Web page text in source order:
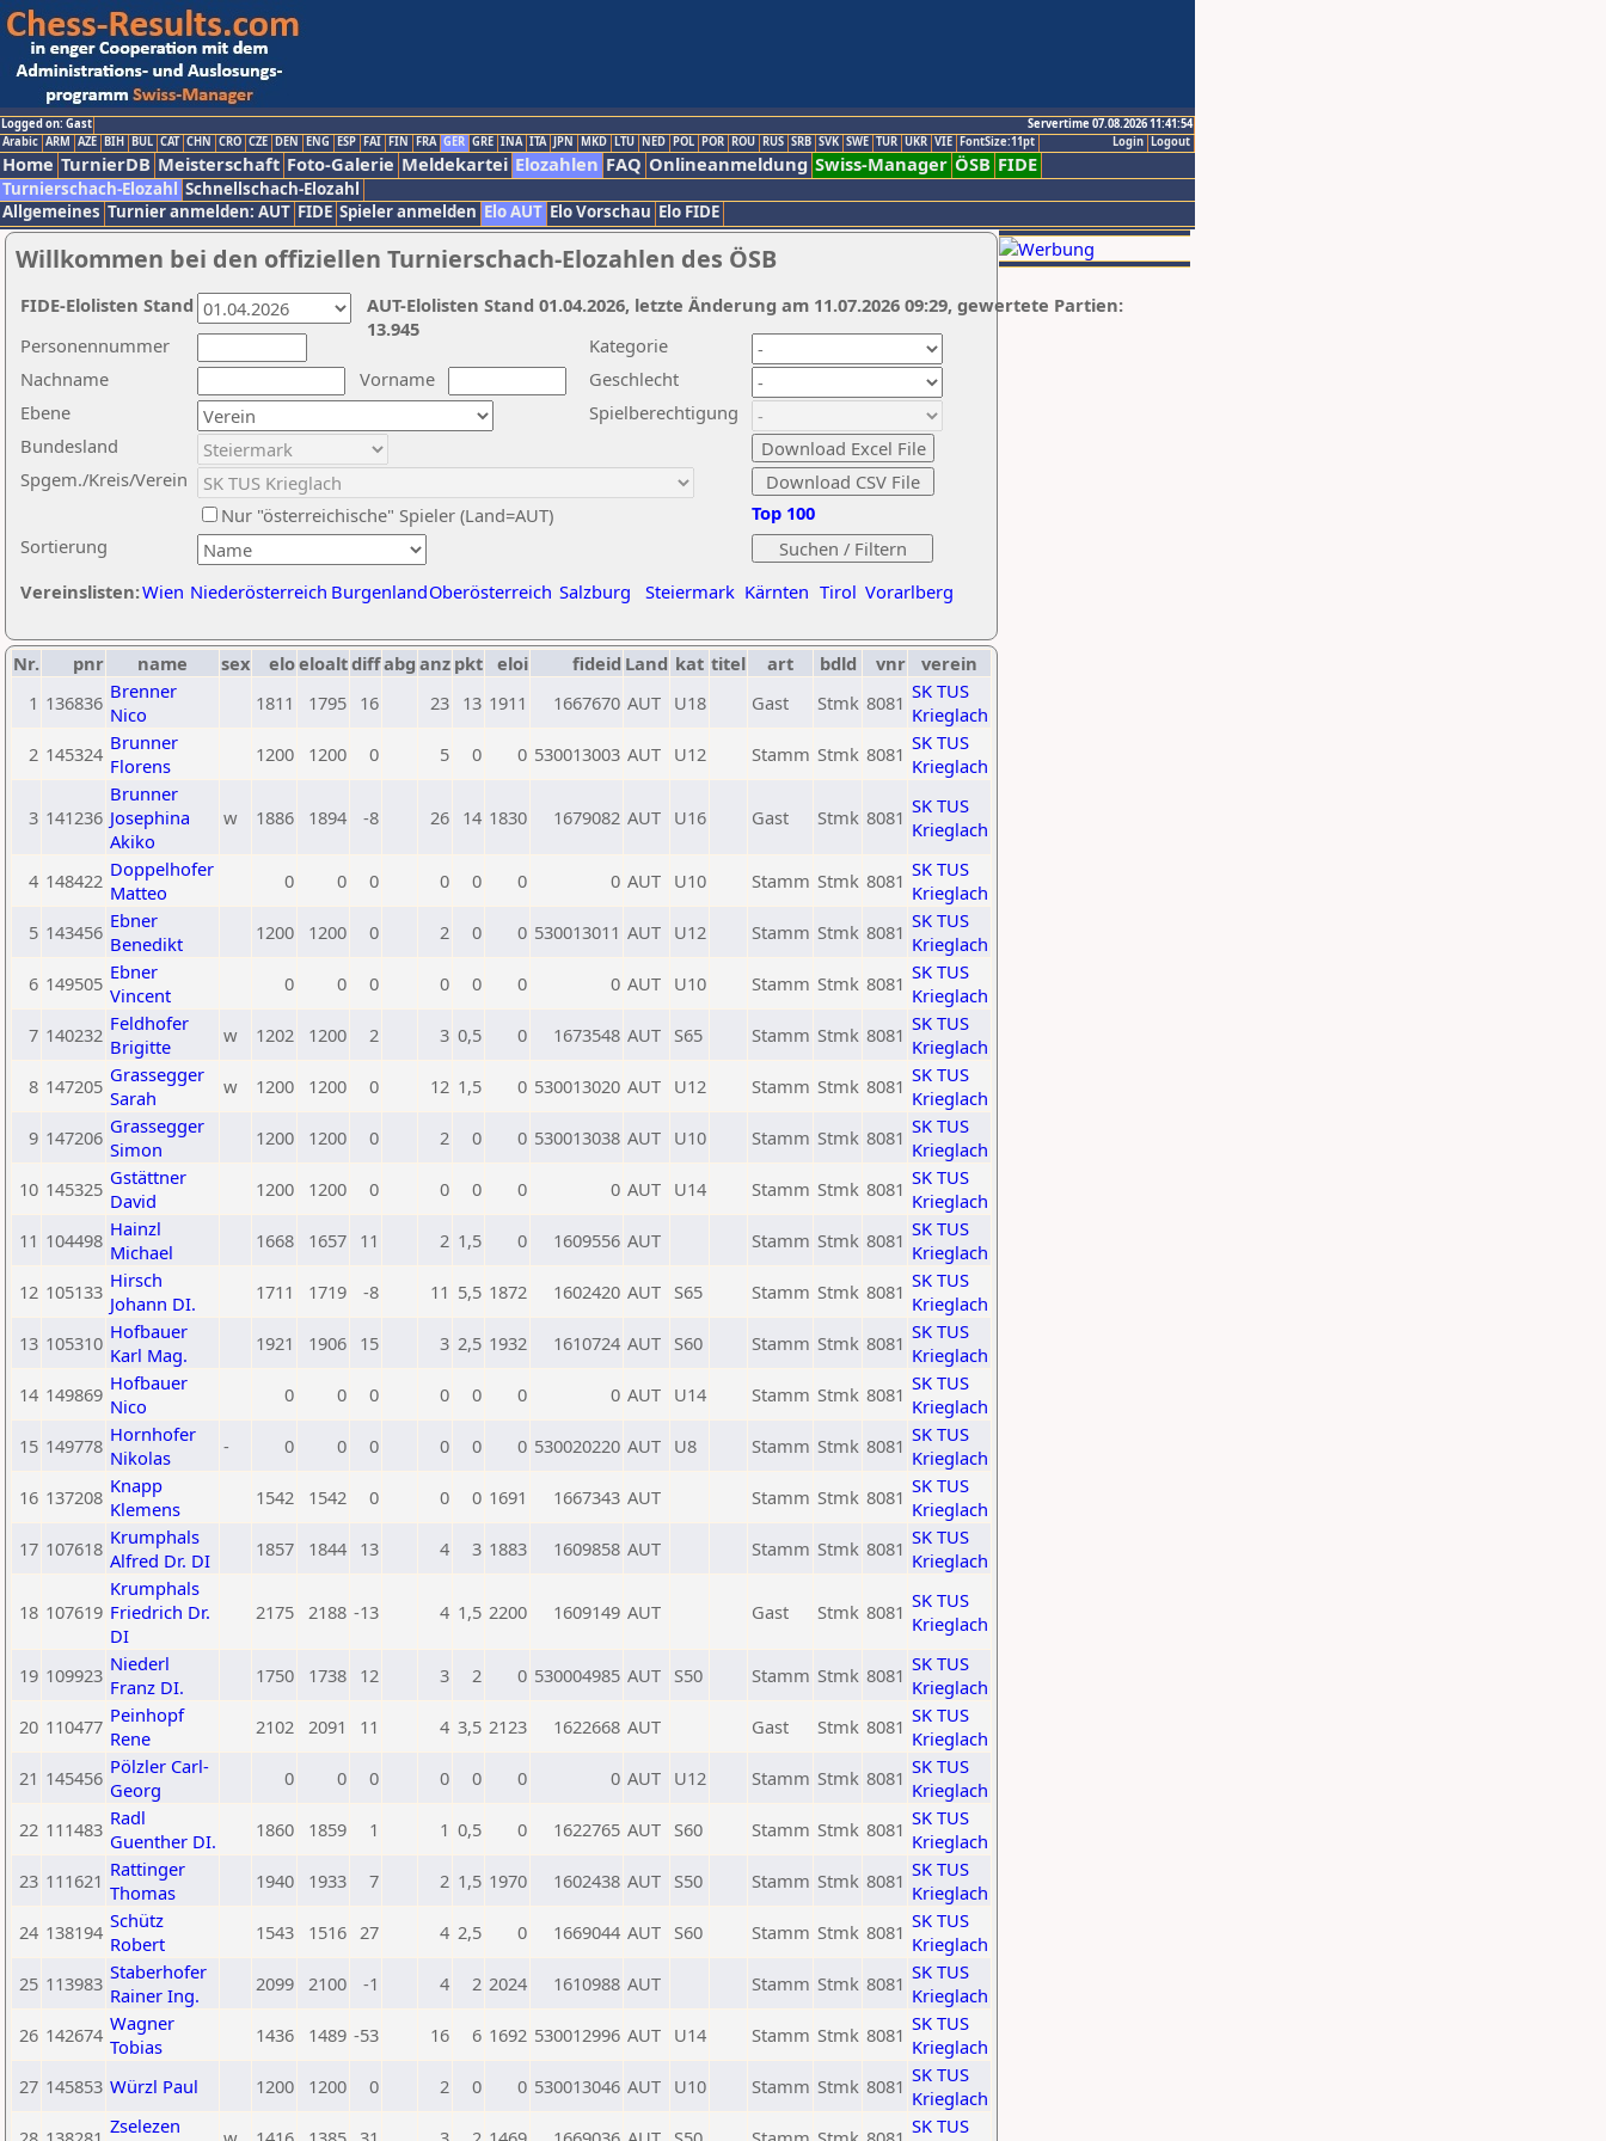
Logged on: Gast
Servertime 07.08.2026 11:41:54
Logout
Login
Arabic ARM AZE BIH BUL CAT CHN CRO CZE DEN ENG ESP FAI FIN FRA GER GRE INA ITA JPN MKD LTU NED POL POR ROU RUS SRB SVK SWE TUR UKR VIE FontSize:11pt
Home TurnierDB Meisterschaft Foto-Galerie Meldekartei Elozahlen FAQ Onlineanmeldung Swiss-Manager ÖSB FIDE
Turnierschach-Elozahl Schnellschach-Elozahl
Allgemeines Turnier anmelden: AUT FIDE Spieler anmelden Elo AUT Elo Vorschau Elo FIDE
Willkommen bei den offiziellen Turnierschach-Elozahlen des ÖSB
Nachname
Vorname
Ebene
Kategorie
Sortierung
Personennummer
Bundesland
Spgem./Kreis/Verein
Geschlecht
Nur "österreichische" Spieler (Land=AUT)
Spielberechtigung
Vereinslisten:Wien Niederösterreich BurgenlandOberösterreich Salzburg Steiermark Kärnten Tirol Vorarlberg
Top 100
AUT-Elolisten Stand 01.04.2026, letzte Änderung am 11.07.2026 09:29, gewertete Partien:
13.945
FIDE-Elolisten Stand
Nr. pnr name sex eloeloaltdiffabg anz pkt eloi fideid Land kat titel art bdld vnr
verein
1 136836 Brenner
Nico
1811 1795 16 23 13 1911 1667670 AUT U18 Gast Stmk 8081 SK TUS
Krieglach
2 145324 Brunner
Florens
1200 1200 0 5 0 0 530013003 AUT U12 Stamm Stmk 8081 SK TUS
Krieglach
3 141236
Brunner
Josephina
Akiko
w 1886 1894 -8 26 14 1830 1679082 AUT U16 Gast Stmk 8081 SK TUS
Krieglach
4 148422 Doppelhofer
Matteo
0 0 0 0 0 0 0 AUT U10 Stamm Stmk 8081 SK TUS
Krieglach
5 143456 Ebner
Benedikt
1200 1200 0 2 0 0 530013011 AUT U12 Stamm Stmk 8081 SK TUS
Krieglach
6 149505 Ebner
Vincent
0 0 0 0 0 0 0 AUT U10 Stamm Stmk 8081 SK TUS
Krieglach
7 140232 Feldhofer
Brigitte
w 1202 1200 2 3 0,5 0 1673548 AUT S65 Stamm Stmk 8081 SK TUS
Krieglach
8 147205 Grassegger
Sarah
w 1200 1200 0 12 1,5 0 530013020 AUT U12 Stamm Stmk 8081 SK TUS
Krieglach
9 147206 Grassegger
Simon
1200 1200 0 2 0 0 530013038 AUT U10 Stamm Stmk 8081 SK TUS
Krieglach
10 145325 Gstättner
David
1200 1200 0 0 0 0 0 AUT U14 Stamm Stmk 8081 SK TUS
Krieglach
11 104498 Hainzl
Michael
1668 1657 11 2 1,5 0 1609556 AUT Stamm Stmk 8081 SK TUS
Krieglach
12 105133 Hirsch
Johann DI.
1711 1719 -8 11 5,5 1872 1602420 AUT S65 Stamm Stmk 8081 SK TUS
Krieglach
13 105310 Hofbauer
Karl Mag.
1921 1906 15 3 2,5 1932 1610724 AUT S60 Stamm Stmk 8081 SK TUS
Krieglach
14 149869 Hofbauer
Nico
0 0 0 0 0 0 0 AUT U14 Stamm Stmk 8081 SK TUS
Krieglach
15 149778 Hornhofer
Nikolas
- 0 0 0 0 0 0 530020220 AUT U8 Stamm Stmk 8081 SK TUS
Krieglach
16 137208 Knapp
Klemens
1542 1542 0 0 0 1691 1667343 AUT Stamm Stmk 8081 SK TUS
Krieglach
17 107618 Krumphals
Alfred Dr. DI
1857 1844 13 4 3 1883 1609858 AUT Stamm Stmk 8081 SK TUS
Krieglach
18 107619
Krumphals
Friedrich Dr.
DI
2175 2188 -13 4 1,5 2200 1609149 AUT Gast Stmk 8081 SK TUS
Krieglach
19 109923 Niederl
Franz DI.
1750 1738 12 3 2 0 530004985 AUT S50 Stamm Stmk 8081 SK TUS
Krieglach
20 110477 Peinhopf
Rene
2102 2091 11 4 3,5 2123 1622668 AUT Gast Stmk 8081 SK TUS
Krieglach
21 145456 Pölzler Carl-
Georg
0 0 0 0 0 0 0 AUT U12 Stamm Stmk 8081 SK TUS
Krieglach
22 111483 Radl
Guenther DI.
1860 1859 1 1 0,5 0 1622765 AUT S60 Stamm Stmk 8081 SK TUS
Krieglach
23 111621 Rattinger
Thomas
1940 1933 7 2 1,5 1970 1602438 AUT S50 Stamm Stmk 8081 SK TUS
Krieglach
24 138194 Schütz
Robert
1543 1516 27 4 2,5 0 1669044 AUT S60 Stamm Stmk 8081 SK TUS
Krieglach
25 113983 Staberhofer
Rainer Ing.
2099 2100 -1 4 2 2024 1610988 AUT Stamm Stmk 8081 SK TUS
Krieglach
26 142674 Wagner
Tobias
1436 1489 -53 16 6 1692 530012996 AUT U14 Stamm Stmk 8081 SK TUS
Krieglach
27 145853 Würzl Paul 1200 1200 0 2 0 0 530013046 AUT U10 Stamm Stmk 8081 SK TUS
Krieglach
Zselezen
SK TUS